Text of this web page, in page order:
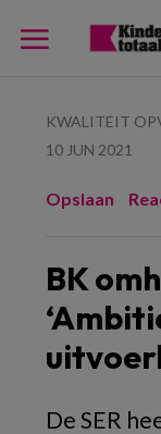
KWALITEIT
10 JUN 2021
Opslaan
BK
De SER